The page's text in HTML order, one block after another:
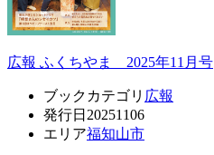
広報 ふくちやま 2025年11月号
ブックカテゴリ 広報
発行日 20251106
エリア福知山市